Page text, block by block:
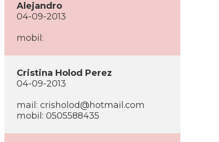
Alejandro
04-09-2013
mobil:
Cristina Holod Perez
04-09-2013
mail: crisholod@hotmail.com
mobil: 0505588435